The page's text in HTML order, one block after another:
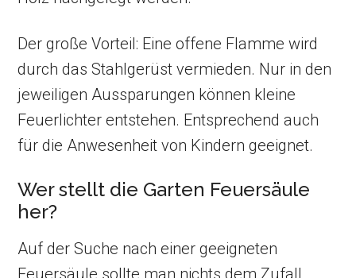
Der große Vorteil: Eine offene Flamme wird
durch das Stahlgerüst vermieden. Nur in den
jeweiligen Aussparungen können kleine
Feuerlichter entstehen. Entsprechend auch
für die Anwesenheit von Kindern geeignet.
Wer stellt die Garten Feuersäule
her?
Auf der Suche nach einer geeigneten
Feuersäule sollte man nichts dem Zufall